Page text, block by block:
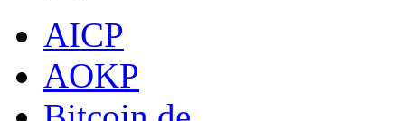
AICP
AOKP